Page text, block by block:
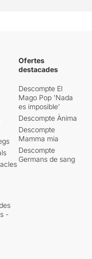
-
Ofertes
destacades
Descompte El
Mago Pop 'Nada
es imposible'
Descompte Ànima
Descompte
Mamma mia
Descompte
Germans de sang